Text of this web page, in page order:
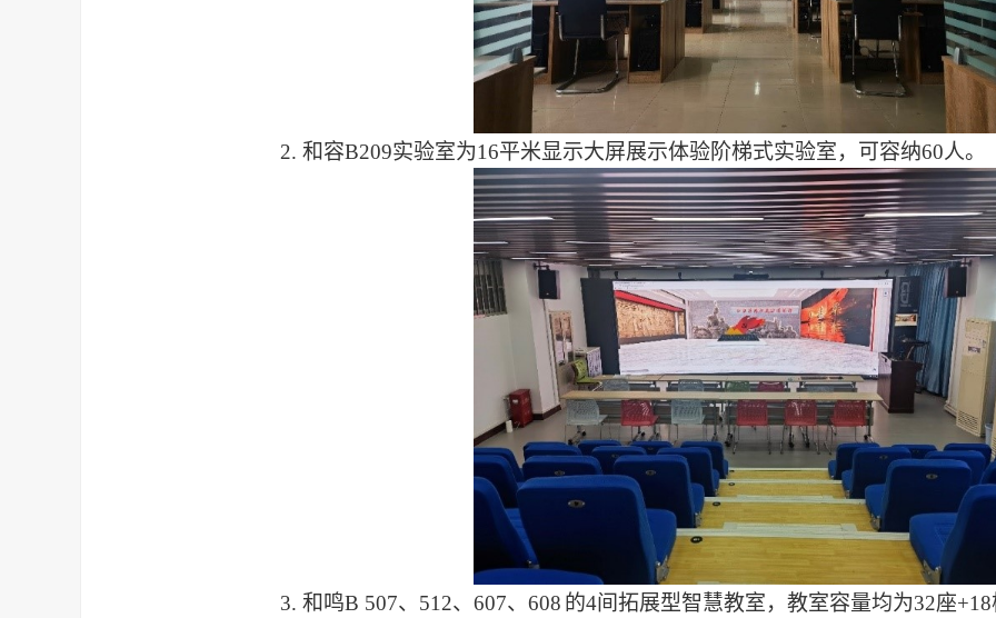
2. 和容B209实验室为16平米显示大屏展示体验阶梯式实验室，可容纳60人。
3. 和鸣B 507、 512、 607、 608 的4间拓展型智慧教室，教室容量均为32座+18